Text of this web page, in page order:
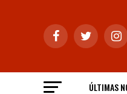
ÚLTIMAS